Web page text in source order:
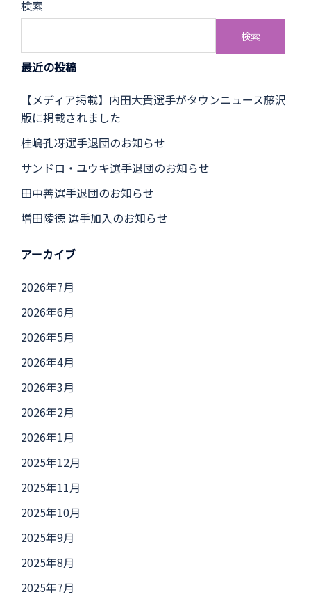
検索
検索
最近の投稿
【メディア掲載】内田大貴選手がタウンニュース藤沢
版に掲載されました
桂嶋孔冴選手退団のお知らせ
サンドロ・ユウキ選手退団のお知らせ
田中善選手退団のお知らせ
増田陵徳 選手加入のお知らせ
アーカイブ
2026年7月
2026年6月
2026年5月
2026年4月
2026年3月
2026年2月
2026年1月
2025年12月
2025年11月
2025年10月
2025年9月
2025年8月
2025年7月